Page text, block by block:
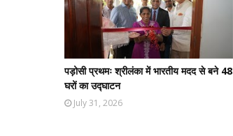
पड़ोसी प्रथमः श्रीलंका में भारतीय मदद से बने 48
घरों का उद्घाटन
July 31, 2026